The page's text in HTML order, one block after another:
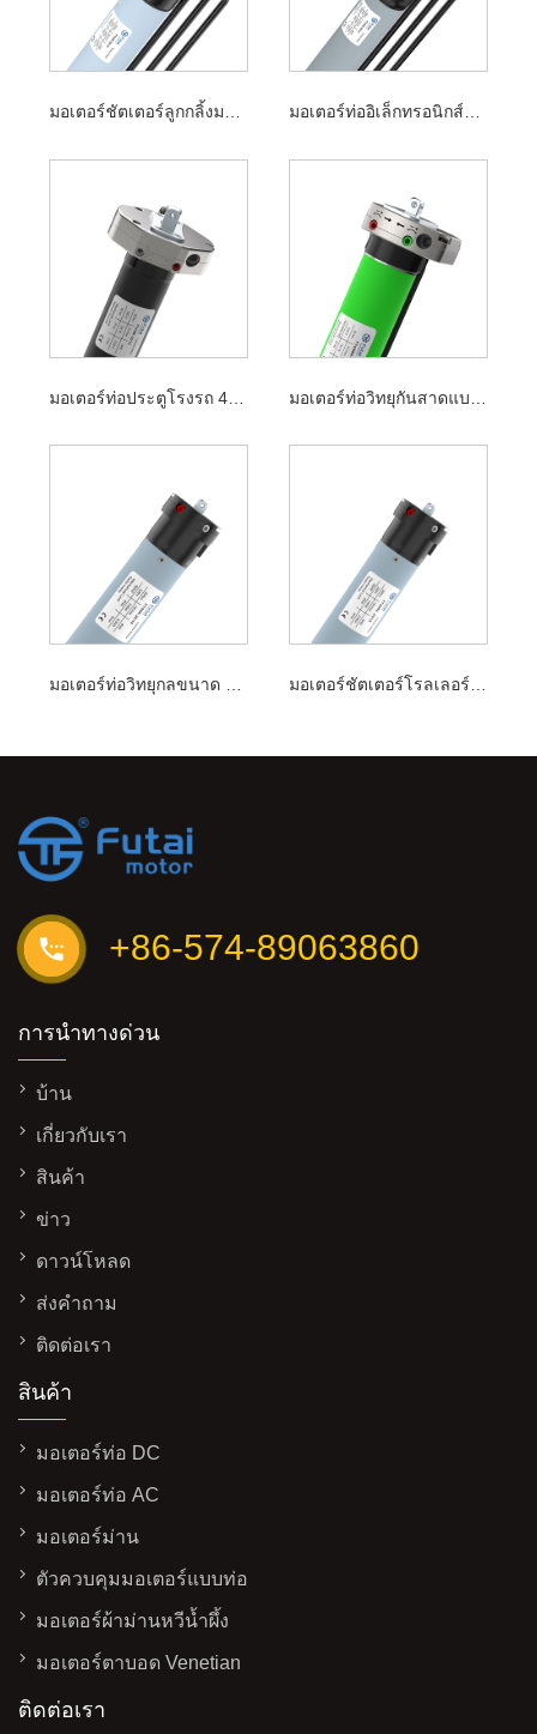
มอเตอร์ท่อประตูโรงรถ 45 มม
+86-574-89063860
การนำทางด่วน
บ้าน
เกี่ยวกับเรา
สินค้า
ข่าว
ดาวน์โหลด
ส่งคำถาม
ติดต่อเรา
สินค้า
มอเตอร์ท่อ DC
มอเตอร์ท่อ AC
มอเตอร์ม่าน
ตัวควบคุมมอเตอร์แบบท่อ
มอเตอร์ผ้าม่านหวีน้ำผึ้ง
มอเตอร์ตาบอด Venetian
ติดต่อเรา